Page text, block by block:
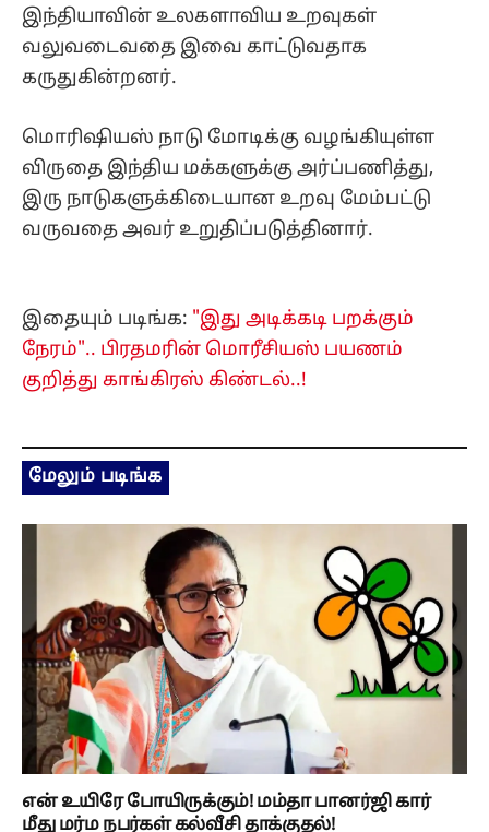
இந்தியாவின் உலகளாவிய உறவுகள்
வலுவடைவதை இவை காட்டுவதாக
கருதுகின்றனர்.
மொரிஷியஸ் நாடு மோடிக்கு வழங்கியுள்ள
விருதை இந்திய மக்களுக்கு அர்ப்பணித்து,
இரு நாடுகளுக்கிடையான உறவு மேம்பட்டு
வருவதை அவர் உறுதிப்படுத்தினார்.
இதையும் படிங்க: "இது அடிக்கடி பறக்கும்
நேரம்".. பிரதமரின் மொரீசியஸ் பயணம்
குறித்து காங்கிரஸ் கிண்டல்..!
மேலும் படிங்க
என் உயிரே போயிருக்கும்! மம்தா பானர்ஜி கார்
மீது மர்ம நபர்கள் கல்வீசி தாக்குதல்!